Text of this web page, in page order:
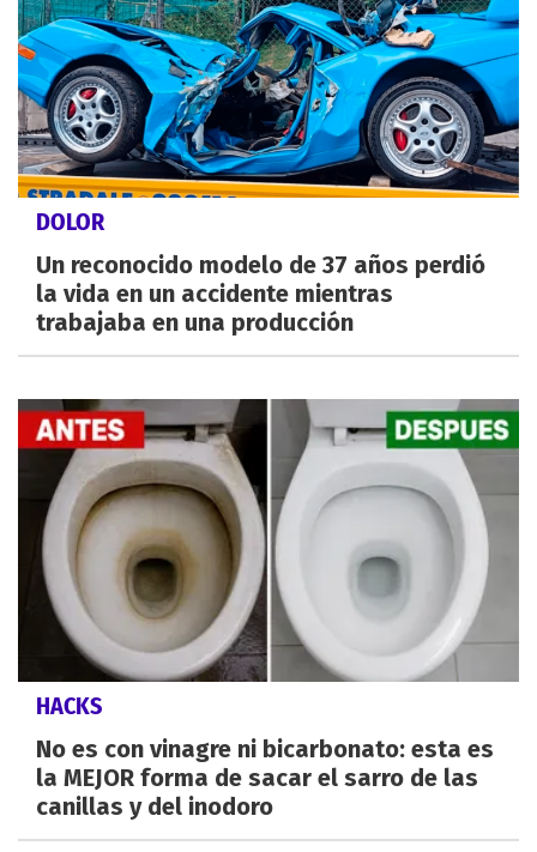
DOLOR
Un reconocido modelo de 37 años perdió
la vida en un accidente mientras
trabajaba en una producción
HACKS
No es con vinagre ni bicarbonato: esta es
la MEJOR forma de sacar el sarro de las
canillas y del inodoro